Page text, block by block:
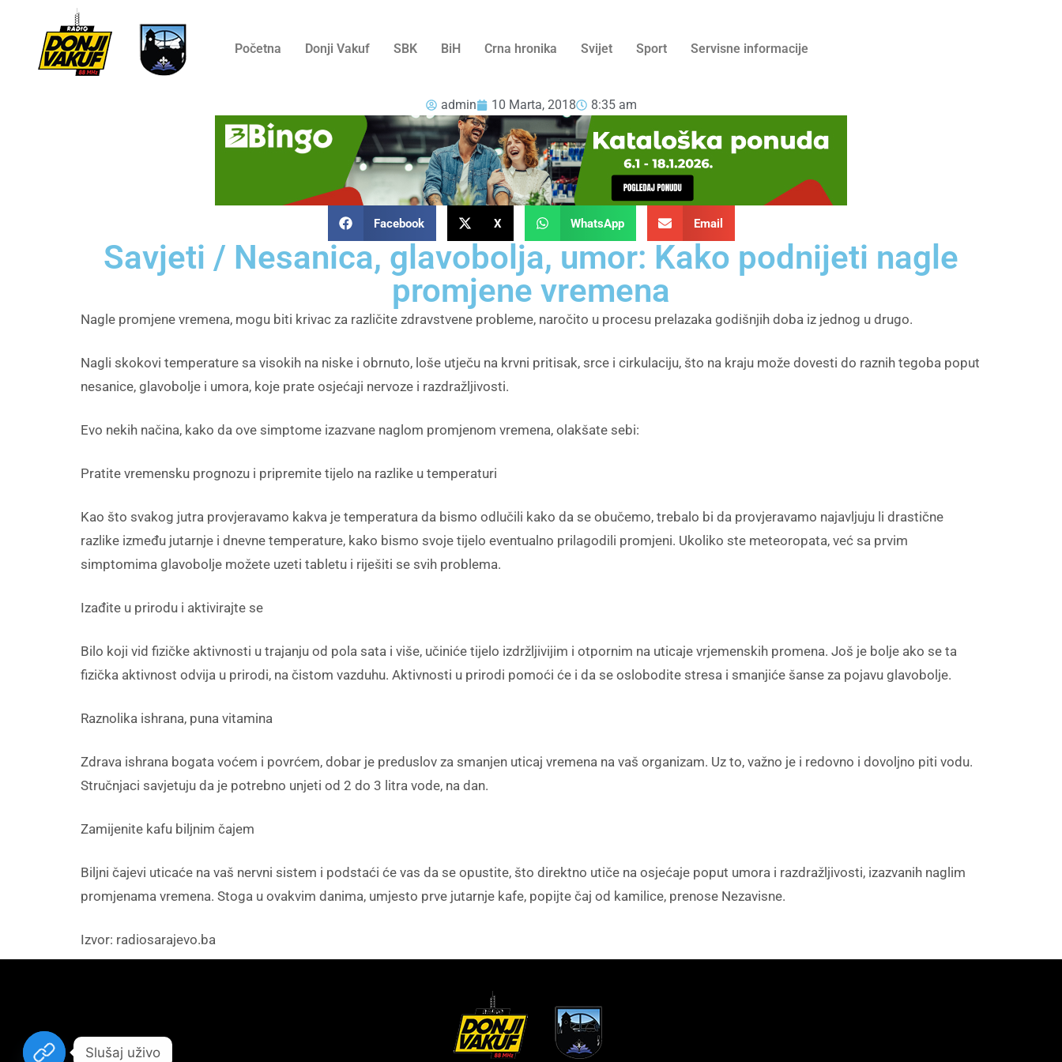
Početna Donji Vakuf SBK BiH Crna hronika Svijet Sport Servisne informacije
admin 10 Marta, 2018 8:35 am
Facebook X WhatsApp Email
Savjeti / Nesanica, glavobolja, umor: Kako podnijeti nagle
promjene vremena
Nagle promjene vremena, mogu biti krivac za različite zdravstvene probleme, naročito u procesu prelazaka godišnjih doba iz jednog u drugo.
Nagli skokovi temperature sa visokih na niske i obrnuto, loše utječu na krvni pritisak, srce i cirkulaciju, što na kraju može dovesti do raznih tegoba poput
nesanice, glavobolje i umora, koje prate osjećaji nervoze i razdražljivosti.
Evo nekih načina, kako da ove simptome izazvane naglom promjenom vremena, olakšate sebi:
Pratite vremensku prognozu i pripremite tijelo na razlike u temperaturi
Kao što svakog jutra provjeravamo kakva je temperatura da bismo odlučili kako da se obučemo, trebalo bi da provjeravamo najavljuju li drastične
razlike između jutarnje i dnevne temperature, kako bismo svoje tijelo eventualno prilagodili promjeni. Ukoliko ste meteoropata, već sa prvim
simptomima glavobolje možete uzeti tabletu i riješiti se svih problema.
Izađite u prirodu i aktivirajte se
Bilo koji vid fizičke aktivnosti u trajanju od pola sata i više, učiniće tijelo izdržljivijim i otpornim na uticaje vrjemenskih promena. Još je bolje ako se ta
fizička aktivnost odvija u prirodi, na čistom vazduhu. Aktivnosti u prirodi pomoći će i da se oslobodite stresa i smanjiće šanse za pojavu glavobolje.
Raznolika ishrana, puna vitamina
Zdrava ishrana bogata voćem i povrćem, dobar je preduslov za smanjen uticaj vremena na vaš organizam. Uz to, važno je i redovno i dovoljno piti vodu.
Stručnjaci savjetuju da je potrebno unjeti od 2 do 3 litra vode, na dan.
Zamijenite kafu biljnim čajem
Biljni čajevi uticaće na vaš nervni sistem i podstaći će vas da se opustite, što direktno utiče na osjećaje poput umora i razdražljivosti, izazvanih naglim
promjenama vremena. Stoga u ovakvim danima, umjesto prve jutarnje kafe, popijte čaj od kamilice, prenose Nezavisne.
Izvor: radiosarajevo.ba
Slušaj uživo